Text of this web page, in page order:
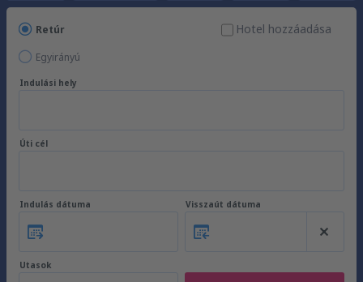
Retúr
Egyirányú
Hotel hozzáadása
Indulási hely
Úti cél
Indulás dátuma Visszaút dátuma
Utasok